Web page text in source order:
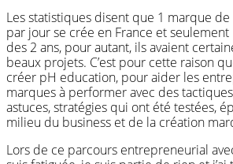
Les statistiques disent que 1 marque
par jour se crée en France et seulement
des 2 ans, pour autant, ils avaient
beaux projets. C’est pour cette raison
créer pH education, pour aider les
marques à performer avec des
astuces, stratégies qui ont été testées,
milieu du business et de la création
Lors de ce parcours entrepreneurial